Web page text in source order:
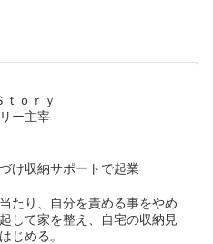
ｔｏｒｙ
ー主宰
け収納サポートで起業
たり、自分を責める事をやめ
して家を整え、自宅の収納見
じめる。